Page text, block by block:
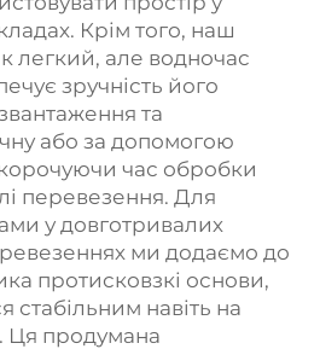
Крім того, наш
легкий, але водночас
зручність його
та
або за допомогою
час обробки
перевезення. Для
у довготривалих
ми додаємо до
протисковзкі основи,
стабільним навіть на
Ця продумана